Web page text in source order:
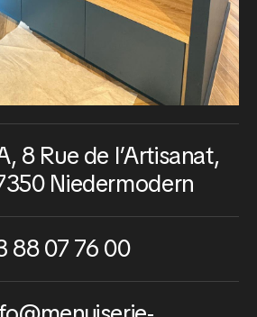
8 Rue de l’Artisanat,
Niedermodern
88 07 76 00